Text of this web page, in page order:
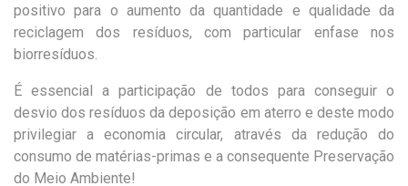
positivo para o aumento da quantidade e qualidade da
reciclagem dos resíduos, com particular enfase nos
biorresíduos.
É essencial a participação de todos para conseguir o
desvio dos resíduos da deposição em aterro e deste modo
privilegiar a economia circular, através da redução do
consumo de matérias-primas e a consequente Preservação
do Meio Ambiente!